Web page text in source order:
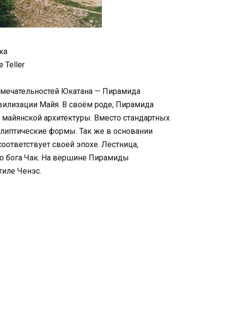
Teller
Юкатана — Пирамида
Майя. В своём роде, Пирамида
архитектуры. Вместо стандартных
формы. Так же в основании
своей эпохе. Лестница,
бога Чак. На вершине Пирамиды
Ченэс.